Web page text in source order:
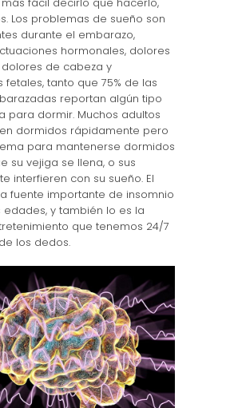
Los problemas de sueño son
durante el embarazo,
hormonales, dolores
de cabeza y
fetales, tanto que 75% de las
reportan algún tipo
para dormir. Muchos adultos
dormidos rápidamente pero
para mantenerse dormidos
su vejiga se llena, o sus
interfieren con su sueño. El
fuente importante de insomnio
edades, y también lo es la
que tenemos 24/7
los dedos.